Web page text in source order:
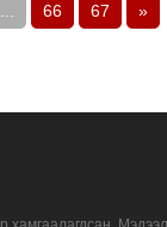
... 66 67 »